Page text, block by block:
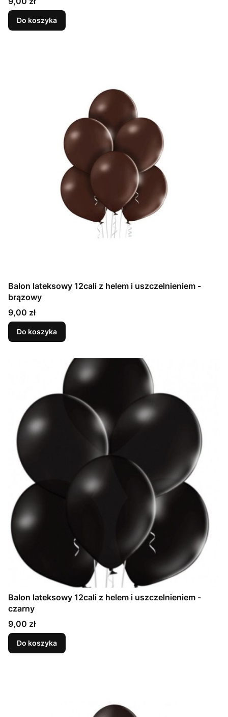
Do koszyka
Balon lateksowy 12cali z helem i uszczelnieniem -
brązowy
Cena
9,00 zł
Do koszyka
Balon lateksowy 12cali z helem i uszczelnieniem -
czarny
Cena
9,00 zł
Do koszyka